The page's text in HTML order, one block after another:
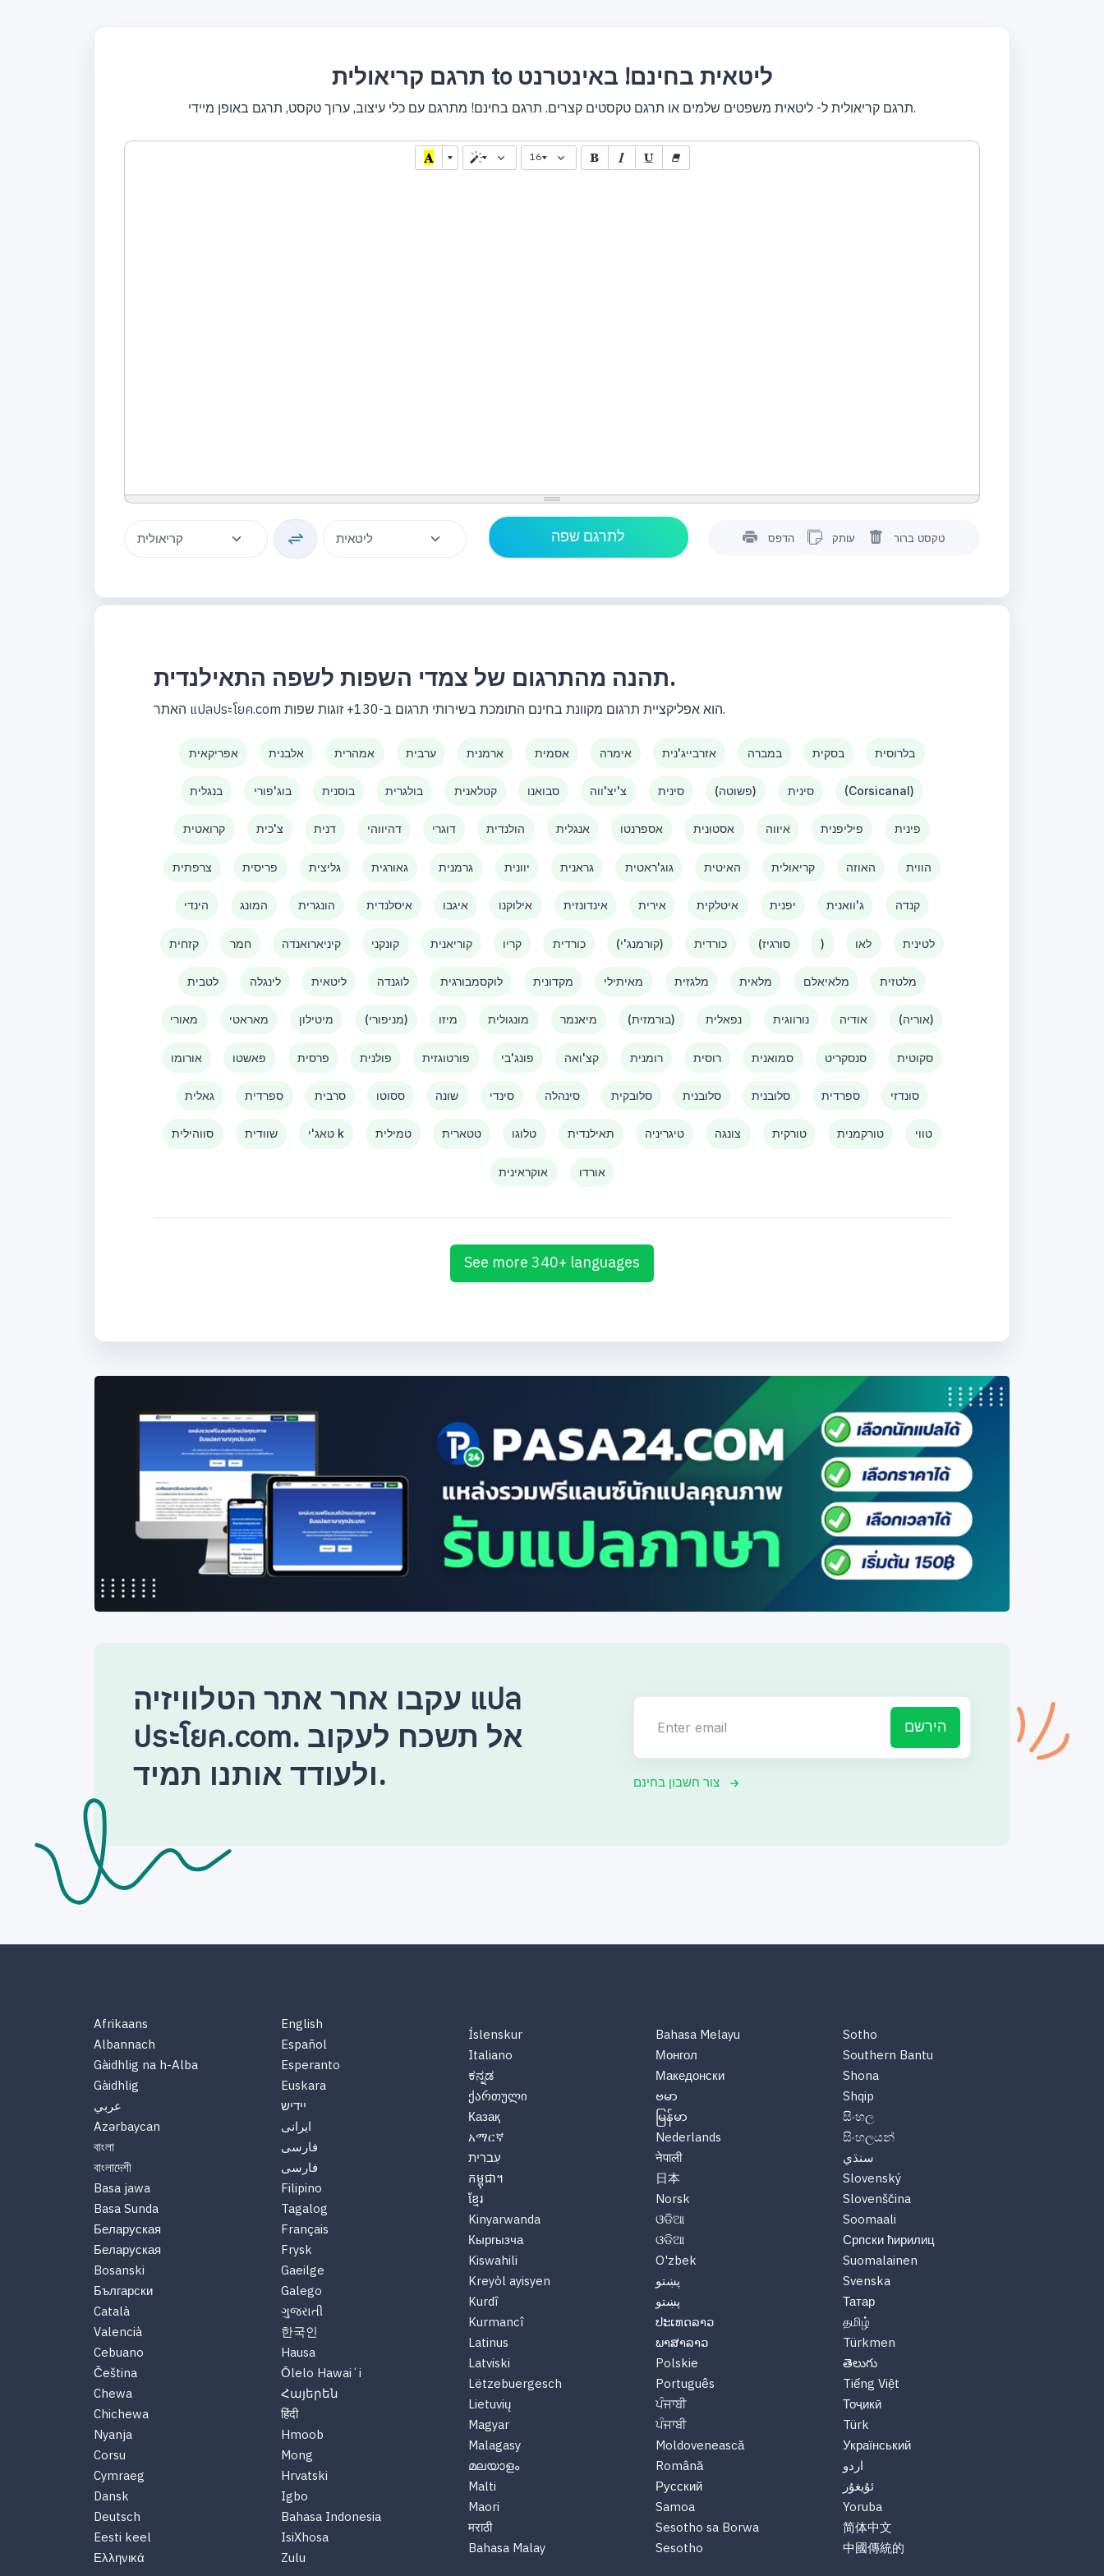
תרגם קריאולית to ליטאית בחינם! באינטרנט
תרגם קריאולית ל- ליטאית משפטים שלמים או תרגם טקסטים קצרים. תרגם בחינם! מתרגם עם כלי עיצוב, ערוך טקסט, תרגם באופן מיידי.
16
הדפס עותק טקסט ברור
תהנה מהתרגום של צמדי השפות לשפה התאילנדית.
האתר แปลประโยค.com הוא אפליקציית תרגום מקוונת בחינם התומכת בשירותי תרגום ב-130+ זוגות שפות.
אפריקאית אלבנית אמהרית ערבית ארמנית אסמית אימרה אזרבייג'נית במברה בסקית בלרוסית
בנגלית בוג'פורי בוסנית בולגרית קטלאנית סבואנו צ'יצ'ווה סינית (פשוטה) סינית (Corsicanal)
קרואטית צ'כית דנית דהיווהי דוגרי הולנדית אנגלית אספרנטו אסטונית איווה פיליפנית פינית
צרפתית פריסית גליצית גאורגית גרמנית יוונית גראנית גוג'ראטית האיטית קריאולית האוזה הווית
הינדי המונג הונגרית איסלנדית איגבו אילוקנו אינדונזית אירית איטלקית יפנית ג'וואנית קנדה
קזחית חמר קיניארואנדה קונקני קוריאנית קריו כורדית (קורמנג'י) כורדית (סורגיז ) לאו לטינית
לטבית לינגלה ליטאית לוגנדה לוקסמבורגית מקדונית מאיתילי מלגזית מלאית מלאיאלם מלטזית
מאורי מאראטי מיטילון (מניפורי) מיזו מונגולית מיאנמר (בורמזית) נפאלית נורווגית אודיה (אוריה)
אורומו פאשטו פרסית פולנית פורטוגזית פונג'בי קצ'ואה רומנית רוסית סמואנית סנסקריט סקוטית
גאלית ספרדית סרבית ססוטו שונה סינדי סינהלה סלובקית סלובנית סלובנית ספרדית סונדזי
סווהילית שוודית טאג'י k טמילית טטארית טלוגו תאילנדית טיגריניה צונגה טורקית טורקמנית טווי
אוקראינית אורדו
See more 340+ languages
עקבו אחר אתר הטלוויזיה แปล
ประโยค.com. אל תשכח לעקוב
ולעודד אותנו תמיד.
הירשם
צור חשבון בחינם
Afrikaans
Albannach
Gàidhlig na h-Alba
Gàidhlig
عربي
Azərbaycan
বাংলা
বাংলাদেশী
Basa jawa
Basa Sunda
Беларуская
Беларуская
Bosanski
Български
Català
Valencià
Cebuano
Čeština
Chewa
Chichewa
Nyanja
Corsu
Cymraeg
Dansk
Deutsch
Eesti keel
Ελληνικά
English
Español
Esperanto
Euskara
יידיש
ایرانی
فارسی
فارسی
Filipino
Tagalog
Français
Frysk
Gaeilge
Galego
ગુજરાતી
한국인
Hausa
Ōlelo Hawaiʻi
Հայերեն
हिंदी
Hmoob
Mong
Hrvatski
Igbo
Bahasa Indonesia
IsiXhosa
Zulu
Íslenskur
Italiano
ಕನ್ನಡ
ქართული
Казақ
አማርኛ
עִברִית
កម្ពុជា។
ខ្មែរ
Kinyarwanda
Кыргызча
Kiswahili
Kreyòl ayisyen
Kurdî
Kurmancî
Latinus
Latviski
Lëtzebuergesch
Lietuvių
Magyar
Malagasy
മലയാളം
Malti
Maori
मराठी
Bahasa Malay
Bahasa Melayu
Монгол
Македонски
ဗမာ
မြန်မာ
Nederlands
नेपाली
日本
Norsk
ଓଡିଆ
ଓଡିଆ
O'zbek
پښتو
پښتو
ປະເທດລາວ
ພາສາລາວ
Polskie
Português
ਪੰਜਾਬੀ
ਪੰਜਾਬੀ
Moldovenească
Română
Русский
Samoa
Sesotho sa Borwa
Sesotho
Sotho
Southern Bantu
Shona
Shqip
සිංහල
සිංහලයන්
سنڌي
Slovenský
Slovenščina
Soomaali
Српски ћирилиц
Suomalainen
Svenska
Татар
தமிழ்
Türkmen
తెలుగు
Tiếng Việt
Тоҷикӣ
Türk
Український
اردو
ئۇيغۇر
Yoruba
简体中文
中國傳統的